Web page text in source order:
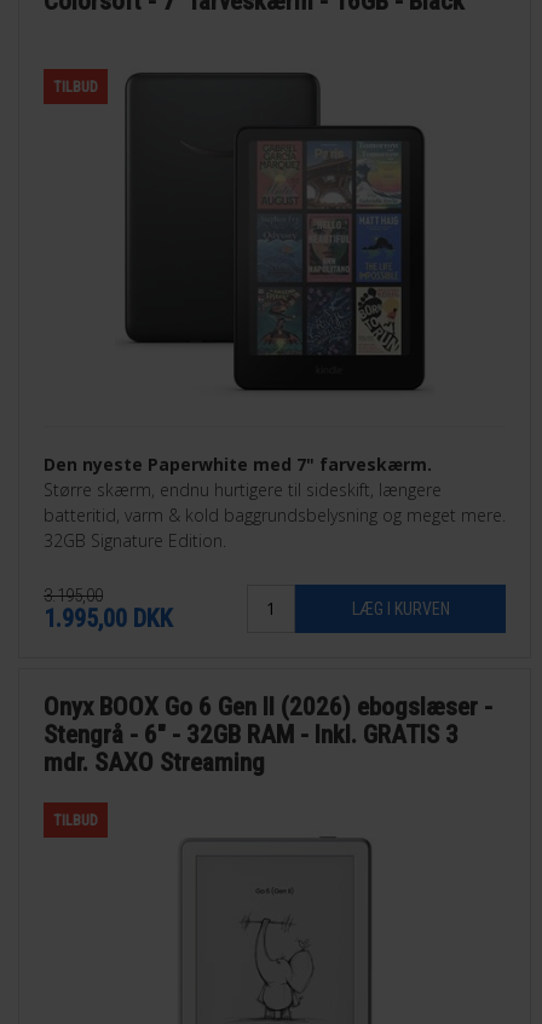
TILBUD
Den nyeste Paperwhite med 7" farveskærm.
Større skærm, endnu hurtigere til sideskift, længere
batteritid, varm & kold baggrundsbelysning og meget mere.
32GB Signature Edition.
3.195,00
1.995,00 DKK
Onyx BOOX Go 6 Gen II (2026) ebogslæser -
Stengrå - 6" - 32GB RAM - Inkl. GRATIS 3
mdr. SAXO Streaming
TILBUD